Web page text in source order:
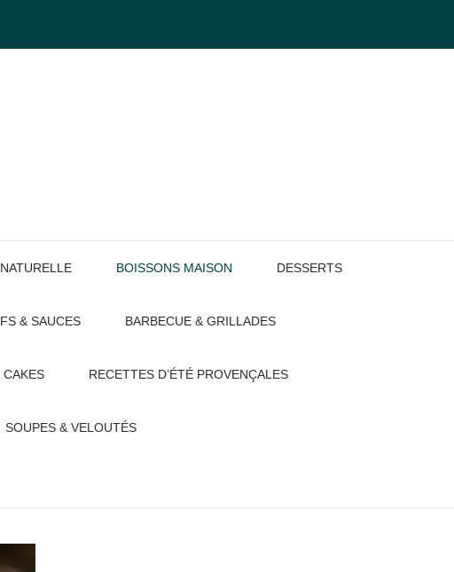
BOISSONS MAISON DESSERTS
& SAUCES BARBECUE & GRILLADES
RECETTES D’ÉTÉ PROVENÇALES
SOUPES & VELOUTÉS